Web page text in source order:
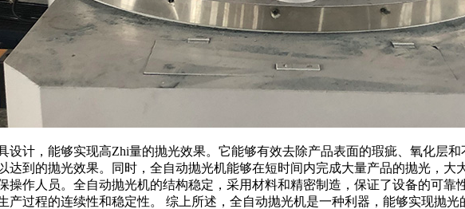
设计，能够实现高Zhi量的抛光效果。它能够有效去除产品表面的瑕疵、氧化层
达到的抛光效果。同时，全自动抛光机能够在短时间内完成大量产品的抛光，
操作人员。全自动抛光机的结构稳定，采用材料和精密制造，保证了设备的可
产过程的连续性和稳定性。 综上所述，全自动抛光机是一种利器，能够实现抛